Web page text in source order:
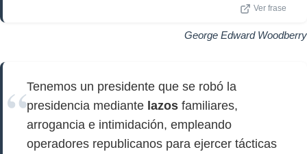
Ver frase
George Edward Woodberry
Tenemos un presidente que se robó la
presidencia mediante lazos familiares,
arrogancia e intimidación, empleando
operadores republicanos para ejercer tácticas